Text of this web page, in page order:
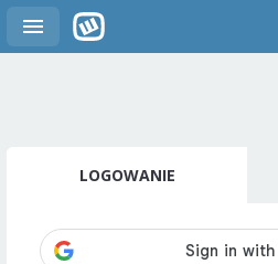
LOGOWANIE